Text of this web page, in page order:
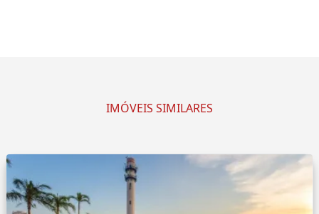
IMÓVEIS SIMILARES